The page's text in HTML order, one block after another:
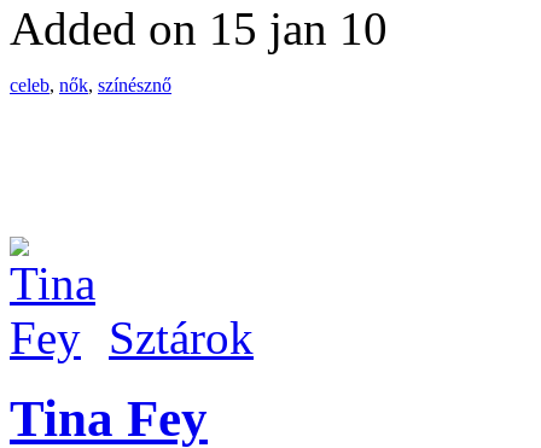
Added on 15 jan 10
celeb, nők, színésznő
Sztárok
Tina Fey